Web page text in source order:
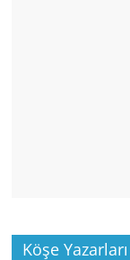
Köşe Yazarları